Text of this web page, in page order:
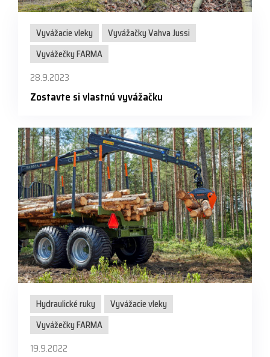
Vyvážacie vleky
Vyvážačky Vahva Jussi
Vyvážečky FARMA
28.9.2023
Zostavte si vlastnú vyvážačku
Hydraulické ruky
Vyvážacie vleky
Vyvážečky FARMA
19.9.2022